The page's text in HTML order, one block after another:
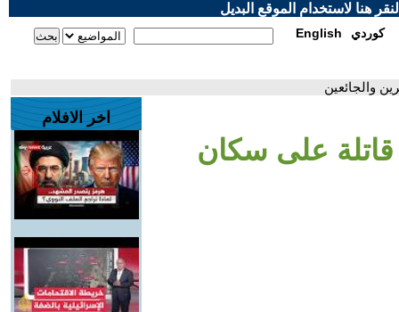
هنا لاستخدام الموقع البديل
English كوردي
والجائعين
قاتلة على سكان
اخر الافلام